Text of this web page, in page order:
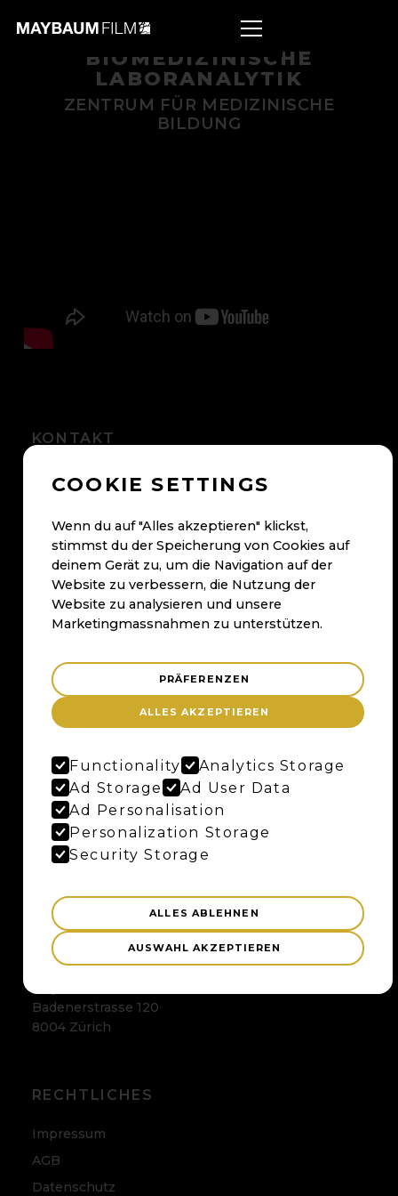
BIOMEDIZINISCHE
LABORANALYTIK
ZENTRUM FÜR MEDIZINISCHE
BILDUNG
KONTAKT
+41 56 500 05 60
Kontaktformular
BADEN
Maybaum AG
Merker-Areal
5400 Baden
Anfahrtsplan
BERN
Maybaum AG
Uferweg 15
ZÜRICH
Badenerstrasse 120
8004 Zürich
RECHTLICHES
Impressum
AGB
Datenschutz
COOKIE SETTINGS
Wenn du auf "Alles akzeptieren" klickst,
stimmst du der Speicherung von Cookies auf
deinem Gerät zu, um die Navigation auf der
Website zu verbessern, die Nutzung der
Website zu analysieren und unsere
Marketingmassnahmen zu unterstützen.
PRÄFERENZEN
ALLES AKZEPTIEREN
Functionality
Analytics Storage
Ad Storage
Ad User Data
Ad Personalisation
Personalization Storage
Security Storage
ALLES ABLEHNEN
AUSWAHL AKZEPTIEREN